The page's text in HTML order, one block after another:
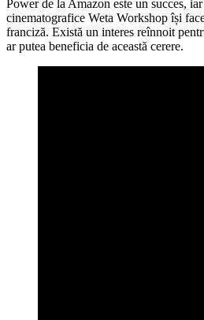
Power de la Amazon este un succes,
cinematografice Weta Workshop își
franciză. Există un interes reînnoit
ar putea beneficia de această cerere.